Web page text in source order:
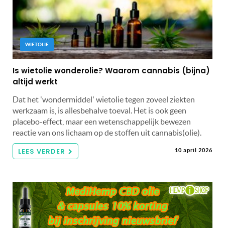
WIETOLIE
Is wietolie wonderolie? Waarom cannabis (bijna)
altijd werkt
Dat het 'wondermiddel' wietolie tegen zoveel ziekten
werkzaam is, is allesbehalve toeval. Het is ook geen
placebo-effect, maar een wetenschappelijk bewezen
reactie van ons lichaam op de stoffen uit cannabis(olie).
LEES VERDER 10 april 2026